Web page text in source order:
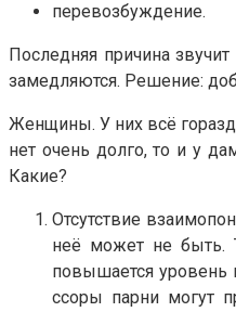
перевозбуждение.
Последняя причина
замедляются. Решение:
Женщины. У них всё
нет очень долго, то и у
Какие?
Отсутствие
неё может не быть.
повышается уровень
ссоры парни могут